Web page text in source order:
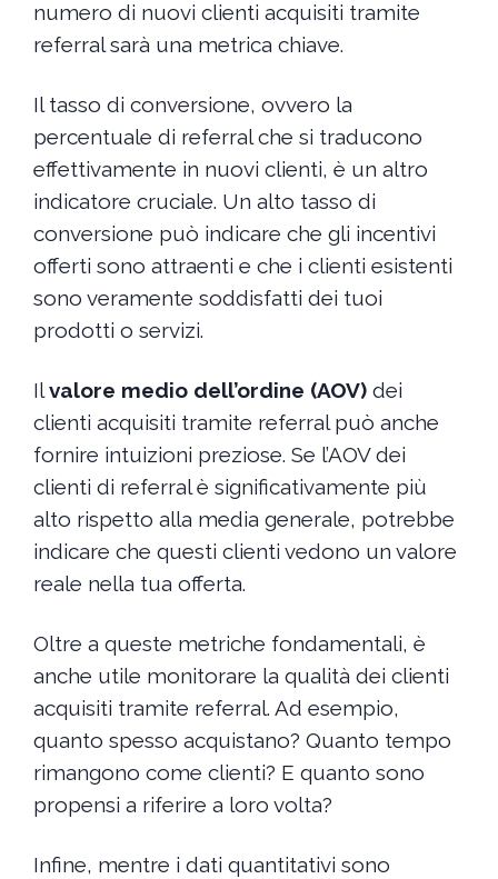
numero di nuovi clienti acquisiti tramite
referral sarà una metrica chiave.
Il tasso di conversione, ovvero la
percentuale di referral che si traducono
effettivamente in nuovi clienti, è un altro
indicatore cruciale. Un alto tasso di
conversione può indicare che gli incentivi
offerti sono attraenti e che i clienti esistenti
sono veramente soddisfatti dei tuoi
prodotti o servizi.
Ilvalore medio dell’ordine (AOV)dei
clienti acquisiti tramite referral può anche
fornire intuizioni preziose. Se l’AOV dei
clienti di referral è significativamente più
alto rispetto alla media generale, potrebbe
indicare che questi clienti vedono un valore
reale nella tua offerta.
Oltre a queste metriche fondamentali, è
anche utile monitorare la qualità dei clienti
acquisiti tramite referral. Ad esempio,
quanto spesso acquistano? Quanto tempo
rimangono come clienti? E quanto sono
propensi a riferire a loro volta?
Infine, mentre i dati quantitativi sono